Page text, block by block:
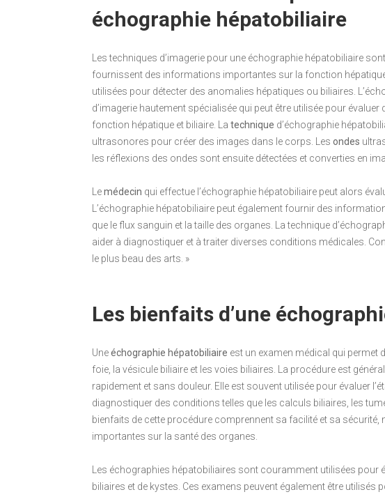
échographie hépatobiliaire
Les techniques d’imagerie pour une échographie hépatobiliaire
fournissent des informations importantes sur la fonction hépatique
utilisées pour détecter des anomalies hépatiques ou biliaires.
d’imagerie hautement spécialisée qui peut être utilisée pour évaluer
fonction hépatique et biliaire. La technique d’échographie
ultrasonores pour créer des images dans le corps. Les ondes
les réflexions des ondes sont ensuite détectées et converties en
Lemédecin qui effectue l’échographie hépatobiliaire peut alors
L’échographie hépatobiliaire peut également fournir des
que le flux sanguin et la taille des organes. La technique
aider à diagnostiquer et à traiter diverses conditions médicales.
le plus beau des arts. »
Les bienfaits d’une
Uneéchographie hépatobiliaire est un examen médical qui permet
foie, la vésicule biliaire et les voies biliaires. La procédure est
rapidement et sans douleur. Elle est souvent utilisée pour évaluer
diagnostiquer des conditions telles que les calculs biliaires, les
bienfaits de cette procédure comprennent sa facilité et sa
importantes sur la santé des organes.
Les échographies hépatobiliaires sont couramment utilisées pour
biliaires et de kystes. Ces examens peuvent également être utilisés